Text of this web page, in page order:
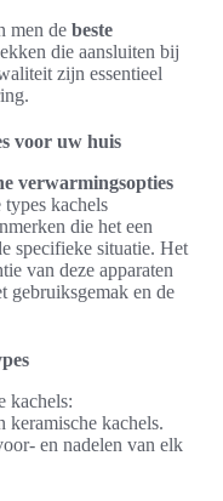
men de beste
die aansluiten bij
zijn essentieel
voor uw huis
verwarmingsopties
kachels
die het een
specifieke situatie. Het
van deze apparaten
gebruiksgemak en de
kachels:
keramische kachels.
en nadelen van elk